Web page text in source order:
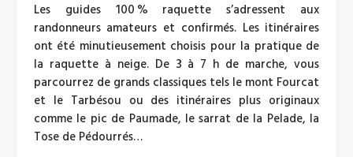
Les guides 100 % raquette s’adressent aux
randonneurs amateurs et confirmés. Les itinéraires
ont été minutieusement choisis pour la pratique de
la raquette à neige. De 3 à 7 h de marche, vous
parcourrez de grands classiques tels le mont Fourcat
et le Tarbésou ou des itinéraires plus originaux
comme le pic de Paumade, le sarrat de la Pelade, la
Tose de Pédourrés…